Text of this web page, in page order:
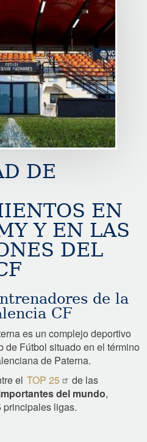
DE
EN
Y EN LAS
DEL
de la
CF
es un complejo deportivo
de Fútbol situado en el término
de Paterna.
el TOP 25
de las
del mundo,
principales ligas.